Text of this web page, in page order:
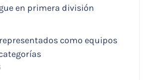
en primera división
representados como equipos